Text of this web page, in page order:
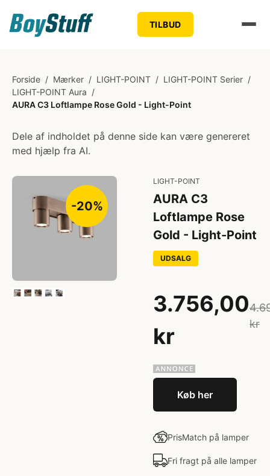
TILBUD
Forside / Mærker / LIGHT-POINT / LIGHT-POINT Serier /
LIGHT-POINT Aura /
AURA C3 Loftlampe Rose Gold - Light-Point
Dele af indholdet på denne side kan være genereret
med hjælp fra AI.
-20%
LIGHT-POINT
AURA C3
Loftlampe Rose
Gold - Light-Point
UDSALG
3.756,00
kr
kr
Køb her
PrisMatch på lamper
Fri fragt på alle lamper